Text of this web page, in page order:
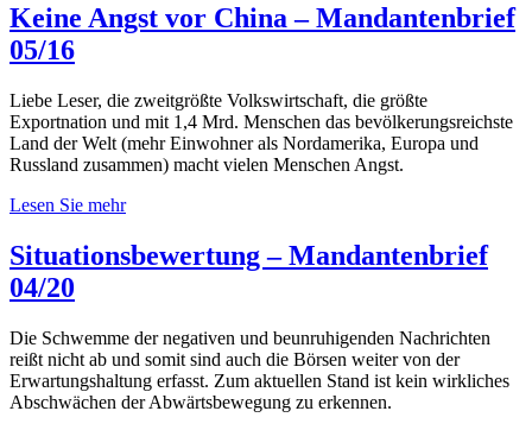
Keine Angst vor China – Mandantenbrief
05/16
Liebe Leser, die zweitgrößte Volkswirtschaft, die größte
Exportnation und mit 1,4 Mrd. Menschen das bevölkerungsreichste
Land der Welt (mehr Einwohner als Nordamerika, Europa und
Russland zusammen) macht vielen Menschen Angst.
Lesen Sie mehr
Situationsbewertung – Mandantenbrief
04/20
Die Schwemme der negativen und beunruhigenden Nachrichten
reißt nicht ab und somit sind auch die Börsen weiter von der
Erwartungshaltung erfasst. Zum aktuellen Stand ist kein wirkliches
Abschwächen der Abwärtsbewegung zu erkennen.